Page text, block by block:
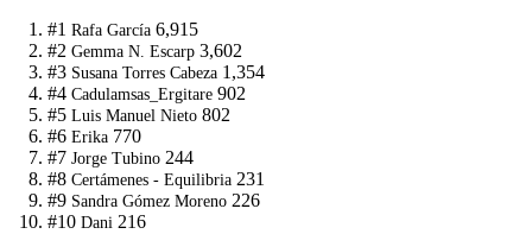
#1 Rafa García 6,915
#2 Gemma N. Escarp 3,602
#3 Susana Torres Cabeza 1,354
#4 Cadulamsas_Ergitare 902
#5 Luis Manuel Nieto 802
#6 Erika 770
#7 Jorge Tubino 244
#8 Certámenes - Equilibria 231
#9 Sandra Gómez Moreno 226
#10 Dani 216